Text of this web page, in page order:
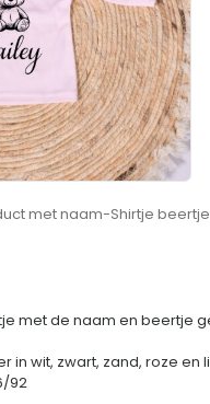
met naam-Shirtje beertje
met de naam en beertje
in wit, zwart, zand, roze en
92